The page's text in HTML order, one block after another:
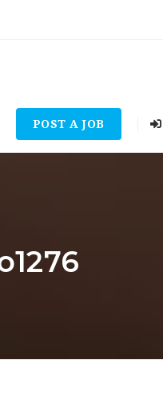
POST A JOB